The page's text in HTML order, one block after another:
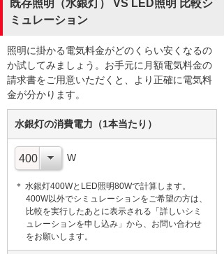
既存照明（水銀灯） VS LED照明 比較シ
ミュレーション
照明に掛かる電気料金がどのくらい安くなるの
か試してみましょう。お手元に月額電気料金の
請求書をご用意いただくと、より正確に電気料
金が分かります。
水銀灯の消費電力（1本当たり）
W
＊ 水銀灯400WとLED照明80Wで計算します。
400W以外でシミュレーションをご希望の方は、
比較を実行したあとに表示される「詳しいシミ
ュレーションを申し込み」から、お問い合わせ
をお願いします。